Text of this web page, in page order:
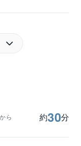
ら 約30分